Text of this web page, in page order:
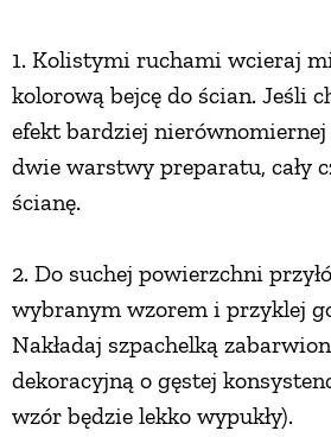
1. Kolistymi ruchami wcieraj
kolorową bejcę do ścian. Jeśli
efekt bardziej nierównomiernej
dwie warstwy preparatu, cały
ścianę.
2. Do suchej powierzchni
wybranym wzorem i przyklej
Nakładaj szpachelką
dekoracyjną o gęstej
wzór będzie lekko wypukły).